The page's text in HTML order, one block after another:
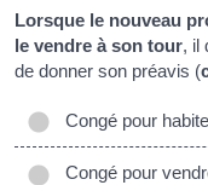
Lorsque le nouveau
le vendre à son tour, il
de donner son préavis (
Congé pour
Congé pour